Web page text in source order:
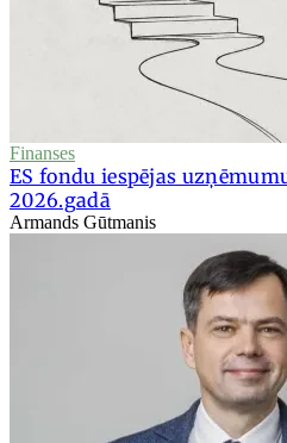
Finanses
ES fondu iespējas
2026.gadā
Armands Gūtmanis